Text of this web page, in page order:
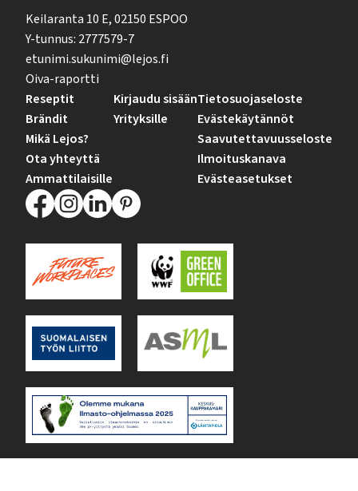
Keilaranta 10 E, 02150 ESPOO
Y-tunnus: 2777579-7
etunimi.sukunimi@lejos.fi
Oiva-raportti
Reseptit
Brändit
Mikä Lejos?
Ota yhteyttä
Ammattilaisille
Kirjaudu sisään
Yrityksille
Tietosuojaseloste
Evästekäytännöt
Saavutettavuusseloste
Ilmoituskanava
Evästeasetukset